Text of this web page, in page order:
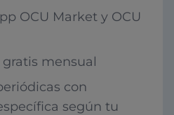
OCU Market y OCU
mensual
con
según tu